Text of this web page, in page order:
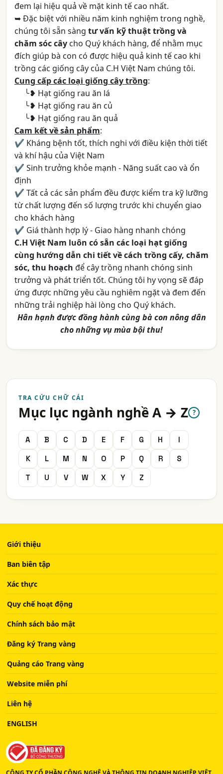
đem lại hiệu quả về mặt kinh tế cao nhất.
➥ Đặc biệt với nhiều năm kinh nghiệm trong nghề,
chúng tôi sẵn sàng tư vấn kỹ thuật trồng và
chăm sóc cây cho Quý khách hàng, để nhằm mục
đích giúp bà con có được hiệu quả kinh tế cao khi
trồng các giống cây của C.H Việt Nam chúng tôi.
Cung cấp các loại giống cây trồng:
╰❥ Hạt giống rau ăn lá
╰❥ Hạt giống rau ăn củ
╰❥ Hạt giống rau ăn quả
Cam kết về sản phẩm:
✔ Kháng bệnh tốt, thích nghi với điều kiện thời tiết
và khí hậu của Việt Nam
✔ Sinh trưởng khỏe mạnh - Năng suất cao và ổn
định
✔ Tất cả các sản phẩm đều được kiểm tra kỹ lưỡng
từ chất lượng đến số lượng trước khi chuyển giao
cho khách hàng
✔ Giá thành hợp lý - Giao hàng nhanh chóng
C.H Việt Nam luôn có sẵn các loại hạt giống
cùng hướng dẫn chi tiết về cách trồng cấy, chăm
sóc, thu hoạch để cây trồng nhanh chóng sinh
trưởng và phát triển tốt. Chúng tôi hy vọng sẽ đáp
ứng được những yêu cầu nghiêm ngặt và đem đến
những trải nghiệp hài lòng cho Quý khách.
Hân hạnh được đồng hành cùng bà con nông dân
cho những vụ mùa bội thu!
TRA CỨU CHỮ CÁI
Mục lục ngành nghề A → Z ?
A B C D E F G H
I
K
L M N O P Q R
S
T
U V W X Y Z
Giới thiệu
Ban biên tập
Xác thực
Quy chế hoạt động
Chính sách bảo mật
Đăng ký Trang vàng
Quảng cáo Trang vàng
Website miễn phí
Liên hệ
ENGLISH